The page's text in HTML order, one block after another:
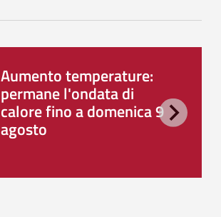
Aumento temperature:
permane l'ondata di
calore fino a domenica 9
agosto